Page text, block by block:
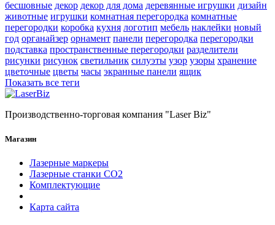
бесшовные декор декор для дома деревянные игрушки дизайн
животные игрушки комнатная перегородка комнатные
перегородки коробка кухня логотип мебель наклейки новый
год органайзер орнамент панели перегородка перегородки
подставка пространственные перегородки разделители
рисунки рисунок светильник силуэты узор узоры хранение
цветочные цветы часы экранные панели ящик
Показать все теги
Производственно-торговая компания "Laser Biz"
Магазин
Лазерные маркеры
Лазерные станки СО2
Комплектующие
Карта сайта